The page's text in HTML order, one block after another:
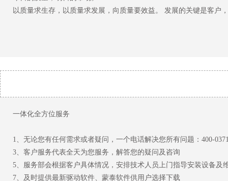
以质量求生存，以质量求发展，向质量要效益。 发展的关键是客户
一体化全方位服务
1、无论您有任何需求或者疑问，一个电话解决您所有问题：400-
3、客户服务代表全天为您服务，解答您的疑问及咨询
5、服务部会根据客户具体情况，安排技术人员上门指导安装设
7、及时提供最新驱动软件、蒙泰软件供用户选择下载